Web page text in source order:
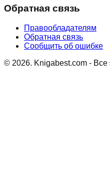
Обратная связь
Правообладателям
Обратная связь
Сообщить об ошибке
© 2026. Knigabest.com -